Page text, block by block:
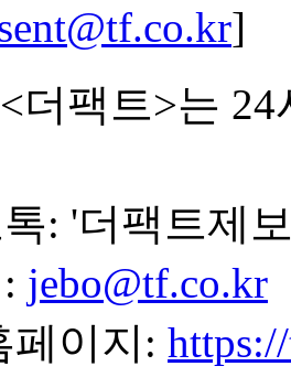
]
더팩트>는
톡: '더팩트제
jebo@tf.co.kr
페이지: